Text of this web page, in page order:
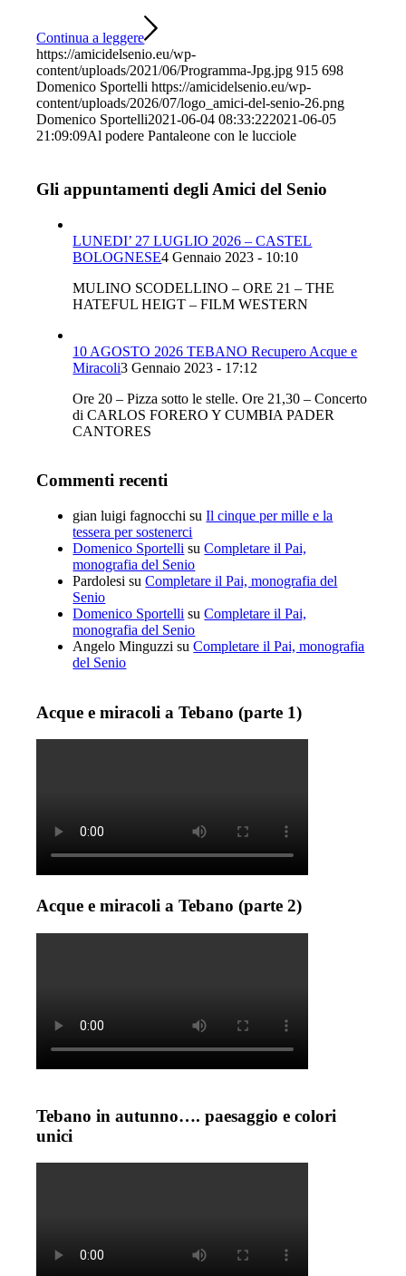
Continua a leggere
https://amicidelsenio.eu/wp-
content/uploads/2021/06/Programma-Jpg.jpg 915 698
Domenico Sportelli https://amicidelsenio.eu/wp-
content/uploads/2026/07/logo_amici-del-senio-26.png
Domenico Sportelli2021-06-04 08:33:222021-06-05
21:09:09Al podere Pantaleone con le lucciole
Gli appuntamenti degli Amici del Senio
LUNEDI’ 27 LUGLIO 2026 – CASTEL
BOLOGNESE4 Gennaio 2023 - 10:10
MULINO SCODELLINO – ORE 21 – THE
HATEFUL HEIGT – FILM WESTERN
10 AGOSTO 2026 TEBANO Recupero Acque e
Miracoli3 Gennaio 2023 - 17:12
Ore 20 – Pizza sotto le stelle. Ore 21,30 – Concerto
di CARLOS FORERO Y CUMBIA PADER
CANTORES
Commenti recenti
gian luigi fagnocchi suIl cinque per mille e la
tessera per sostenerci
Domenico Sportelli suCompletare il Pai,
monografia del Senio
Pardolesi suCompletare il Pai, monografia del
Senio
Domenico Sportelli suCompletare il Pai,
monografia del Senio
Angelo Minguzzi suCompletare il Pai, monografia
del Senio
Acque e miracoli a Tebano (parte 1)
Acque e miracoli a Tebano (parte 2)
Tebano in autunno…. paesaggio e colori
unici